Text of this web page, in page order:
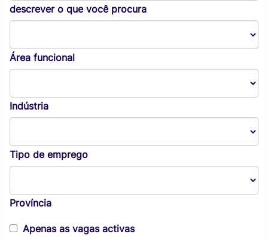
descrever o que você procura
Área funcional
Indústria
Tipo de emprego
Província
Apenas as vagas activas